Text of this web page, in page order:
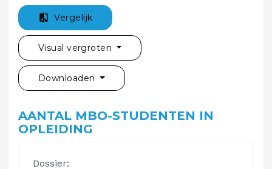
Vergelijk
Visual vergroten
Downloaden
AANTAL MBO-STUDENTEN IN
OPLEIDING